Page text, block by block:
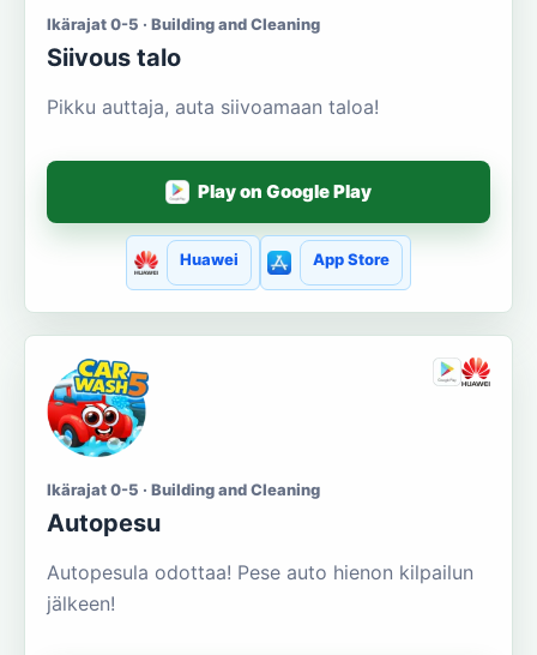
Ikärajat 0-5 · Building and Cleaning
Siivous talo
Pikku auttaja, auta siivoamaan taloa!
Play on Google Play
Huawei App Store
Ikärajat 0-5 · Building and Cleaning
Autopesu
Autopesula odottaa! Pese auto hienon kilpailun
jälkeen!